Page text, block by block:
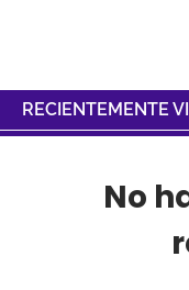
RECIENTEMENTE
No